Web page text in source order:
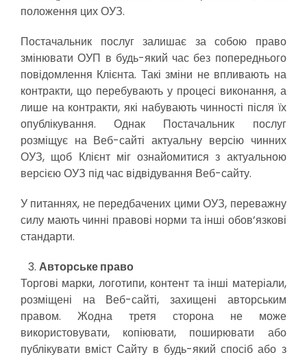
положення цих ОУЗ.
Постачальник послуг залишає за собою право
змінювати ОУП в будь-який час без попереднього
повідомлення Клієнта. Такі зміни не впливають на
контракти, що перебувають у процесі виконання, а
лише на контракти, які набувають чинності після їх
опублікування. Однак Постачальник послуг
розміщує на Веб-сайті актуальну версію чинних
ОУЗ, щоб Клієнт міг ознайомитися з актуальною
версією ОУЗ під час відвідування Веб-сайту.
У питаннях, не передбачених цими ОУЗ, переважну
силу мають чинні правові норми та інші обов’язкові
стандарти.
Авторське право
Торгові марки, логотипи, контент та інші матеріали,
розміщені на Веб-сайті, захищені авторським
правом. Жодна третя сторона не може
використовувати, копіювати, поширювати або
публікувати вміст Сайту в будь-який спосіб або з